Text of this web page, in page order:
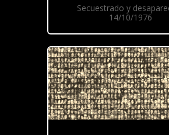
Secuestrado y
14/10/1976